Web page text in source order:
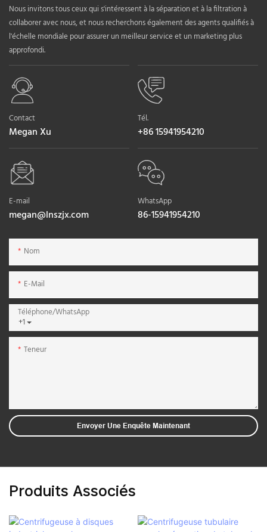
Nous invitons tous ceux qui s'intéressent à la séparation et à la filtration à
collaborer avec nous, et nous recherchons également des agents qualifiés à
l'échelle mondiale pour assurer un meilleur service et un marketing plus
approfondi.
Contact
Megan Xu
Tél.
+86 15941954210
E-mail
megan@lnszjx.com
WhatsApp
86-15941954210
Nom
E-Mail
+1
Téléphone/WhatsApp
Teneur
Envoyer Une Enquête Maintenant
Produits Associés